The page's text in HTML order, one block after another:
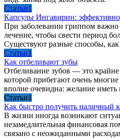
Cтатьи1
Капсулы Ингавирин:
При заболевании гриппом важно
лечение, чтобы свести период
Существуют разные способы, как
Cтатьи1
Как отбеливают зубы
Отбеливание зубов — это крайне
которой прибегают очень
вполне очевидна: желание иметь
Cтатьи1
Как быстро получить наличный
В жизни иногда возникают
незамедлительная финансовая
связано с неожиданными